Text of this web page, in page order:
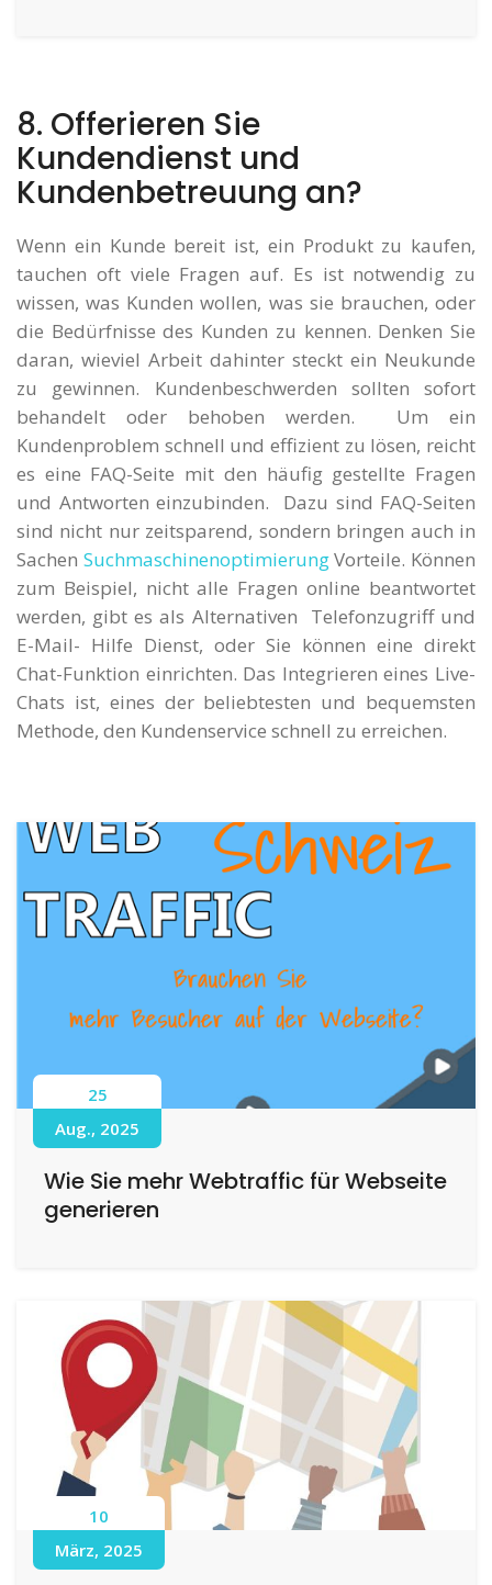
8. Offerieren Sie
Kundendienst und
Kundenbetreuung an?
Wenn ein Kunde bereit ist, ein Produkt zu kaufen,
tauchen oft viele Fragen auf. Es ist notwendig zu
wissen, was Kunden wollen, was sie brauchen, oder
die Bedürfnisse des Kunden zu kennen. Denken Sie
daran, wieviel Arbeit dahinter steckt ein Neukunde
zu gewinnen. Kundenbeschwerden sollten sofort
behandelt oder behoben werden. Um ein
Kundenproblem schnell und effizient zu lösen, reicht
es eine FAQ-Seite mit den häufig gestellte Fragen
und Antworten einzubinden. Dazu sind FAQ-Seiten
sind nicht nur zeitsparend, sondern bringen auch in
Sachen SuchmaschinenoptimierungVorteile. Können
zum Beispiel, nicht alle Fragen online beantwortet
werden, gibt es als Alternativen Telefonzugriff und
E-Mail- Hilfe Dienst, oder Sie können eine direkt
Chat-Funktion einrichten. Das Integrieren eines Live-
Chats ist, eines der beliebtesten und bequemsten
Methode, den Kundenservice schnell zu erreichen.
25
Aug., 2025
Wie Sie mehr Webtraffic für Webseite
generieren
10
März, 2025